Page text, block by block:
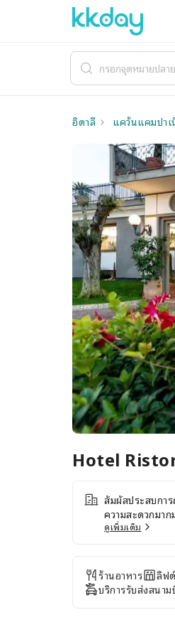
อิตาลี แคว้นแคมปาเ
Hotel
สัมผัสประสบกา
ความสะดวกมา
ได้ที่ Hotel
S.R.L.แบ่งปันภ
ตอบอีเมลได้ทุก
อินเทอร์เน็ตไร้
ที่พักหากต้องกา
กลับจากสนามบิ
เตรียมบริการใ
ดูเพิ่มเติม
ร้านอาหาร ลิฟต์
บริการรับส่งสนาม